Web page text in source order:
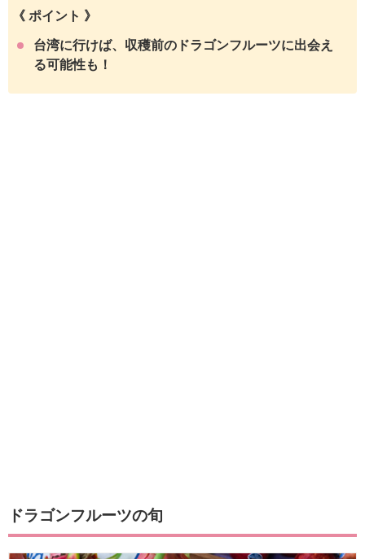
《 ポイント 》
台湾に行けば、収穫前のドラゴンフルーツに出会え
る可能性も！
ドラゴンフルーツの旬